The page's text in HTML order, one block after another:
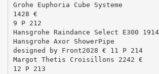
Grohe Euphoria Cube Systeme
1428 €
9 P 212
Hansgrohe Raindance Select E300
Hansgrohe Axor ShowerPipe
designed by Front2028 € 11 P 214
Margot Thetis Croisillons 2242 €
12 P 213